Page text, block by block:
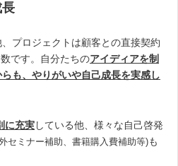
プロジェクトは顧客との直接契約
です。自分たちのアイディアを制
も、やりがいや自己成長を実感し
に充実している他、様々な自己啓発
セミナー補助、書籍購入費補助等)も